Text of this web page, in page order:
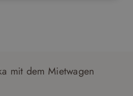
mit dem Mietwagen